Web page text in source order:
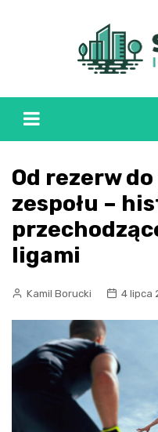
Od rezerw
zespołu –
ligami
Kamil Borucki 4 lipca